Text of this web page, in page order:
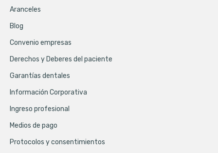
Aranceles
Blog
Convenio empresas
Derechos y Deberes del paciente
Garantías dentales
Información Corporativa
Ingreso profesional
Medios de pago
Protocolos y consentimientos